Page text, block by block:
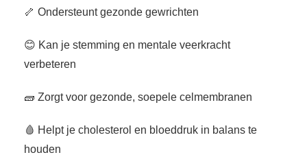
🦴 Ondersteunt gezonde gewrichten
😊 Kan je stemming en mentale veerkracht
verbeteren
🧱 Zorgt voor gezonde, soepele celmembranen
🩸 Helpt je cholesterol en bloeddruk in balans te
houden